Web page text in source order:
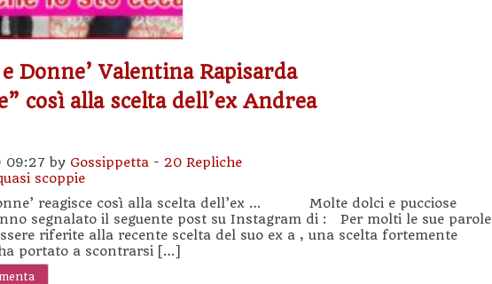
Donne’ Valentina Rapisarda
così alla scelta dell’ex Andrea
09:27 by Gossippetta - 20 Repliche
scoppie
reagisce così alla scelta dell’ex … Molte dolci e pucciose
segnalato il seguente post su Instagram di : Per molti le sue parole
riferite alla recente scelta del suo ex a , una scelta fortemente
portato a scontrarsi […]